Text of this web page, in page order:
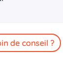
de conseil ?